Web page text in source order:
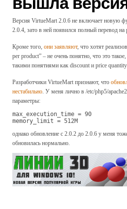
Версия VirtueMart 2.0.6 не включает новую
2.0.4, зато в ней появился полный перевод на
Кроме того, они заявляют, что хотят
per product” – не очень понятно, что это
такими понятиями как discount и price
Разработчики VirtueMart признают, что
нестабильно. У меня лично в /etc/php5/
параметры:
max_execution_time = 90
memory_limit = 512M
однако обновление с 2.0.2 до 2.0.6 у меня
обновилась нормально.